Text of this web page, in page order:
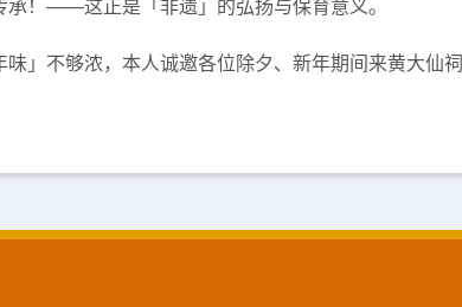
」不够浓，本人诚邀各位除夕、新年期间来黄大仙